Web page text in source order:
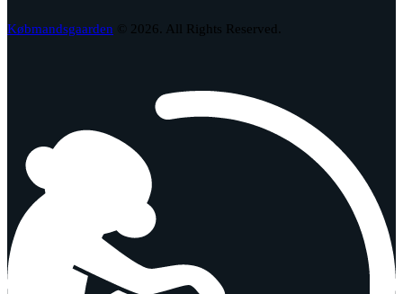
Købmandsgaarden © 2026. All Rights Reserved.